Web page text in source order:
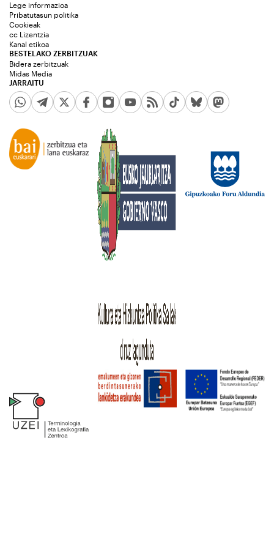
JARRAITU
Lege informazioa
Pribatutasun politika
Cookieak
cc Lizentzia
Kanal etikoa
BESTELAKO ZERBITZUAK
Bidera zerbitzuak
Midas Media